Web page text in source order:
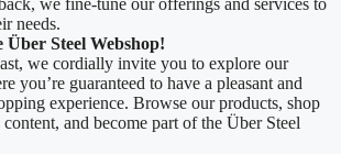
we fine-tune our offerings and services to
needs.
Über Steel Webshop!
we cordially invite you to explore our
you’re guaranteed to have a pleasant and
experience. Browse our products, shop
content, and become part of the Über Steel